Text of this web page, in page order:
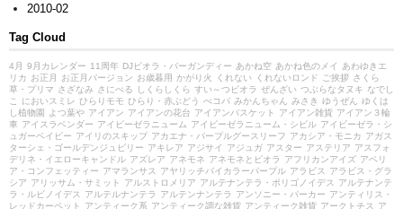
2010-02
Tag Cloud
4月 9月カレンダー 11周年 DJビオラ・バーガンディー あかね空 あかね色のメイ
あわゆきエ
リカ お正月 お正月バージョン お歳暮用 かがり火 くれない くれないロンド ご挨拶 さくら
草・プリマ さざなみ さにべる しくらしくら すい～つビオラ ぜんざい つぶらなタヌキ なでし
こ
においスミレ ひらりモモ ひらり・赤ぶどう べコパ みかんちゃん みさき ゆうぜん
ゆくは
し植物園
よつ葉や アイアン アイアンの花台 アイアンバスケット アイアン雑貨 アイアン３輪
車 アイスラベンダー アイビーゼラニューム アイビーゼラニューム・シビル アイビーゼラ・シ
ュガーベイビー アイリのスキップ アカエナ・パープルグースリーフ アカシア・モニカ アガス
ターシェ・ゴールデンジュビリー アキレア アジサイ アジュガ アスター アステリア アスフォ
デリネ・イエローキャンドル アズレア アネモネ アネモネとビオラ アフリカンアイズ アベリ
ア・コンフェッティー アマランサス アヤリッチバイカラーパープル アラビス
アラビス・グラ
シア アリッサム・サミット アルストロメリア アルテナンテラ・ポリゴノイデス
アルテナンテ
ラ・ルビノイデス
アルテルナンテラ アルテンナンテラ アンソニー・パーカー アンティリス・
レッドカーペット
アンティーク系 アンティーク調な雑貨 アンティーク雑貨 アークトチス
ア